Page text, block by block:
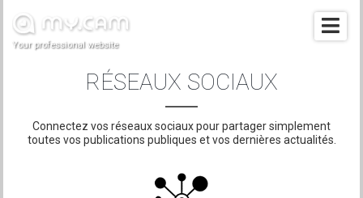
Your professional website
RÉSEAUX SOCIAUX
Connectez vos réseaux sociaux pour partager simplement
toutes vos publications publiques et vos dernières actualités.